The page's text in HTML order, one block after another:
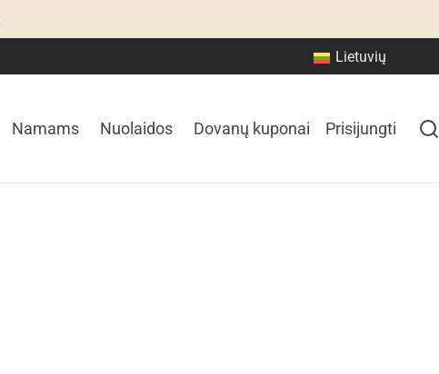
Lietuvių
Namams Nuolaidos Dovanų kuponai Prisijungti